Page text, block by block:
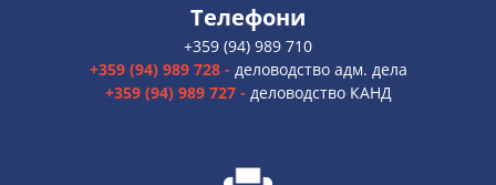
Телефони
+359 (94) 989 710
+359 (94) 989 728 - деловодство адм. дела
+359 (94) 989 727 - деловодство КАНД